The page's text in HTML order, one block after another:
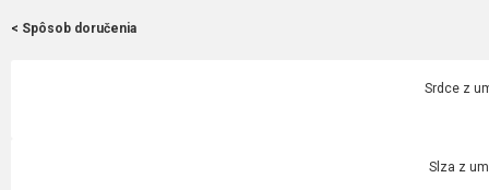
< Spôsob doručenia
Srdce z
Slza z